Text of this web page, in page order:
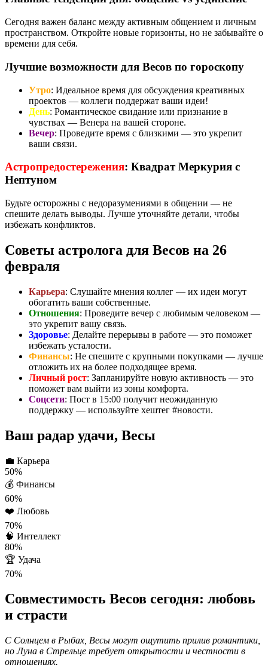
Сегодня важен баланс между активным общением и личным
пространством. Откройте новые горизонты, но не забывайте о
времени для себя.
Лучшие возможности для Весов по гороскопу
Утро: Идеальное время для обсуждения креативных
проектов — коллеги поддержат ваши идеи!
День: Романтическое свидание или признание в
чувствах — Венера на вашей стороне.
Вечер: Проведите время с близкими — это укрепит
ваши связи.
Астропредостережения: Квадрат Меркурия с
Нептуном
Будьте осторожны с недоразумениями в общении — не
спешите делать выводы. Лучше уточняйте детали, чтобы
избежать конфликтов.
Советы астролога для Весов на 26
февраля
Карьера: Слушайте мнения коллег — их идеи могут
обогатить ваши собственные.
Отношения: Проведите вечер с любимым человеком —
это укрепит вашу связь.
Здоровье: Делайте перерывы в работе — это поможет
избежать усталости.
Финансы: Не спешите с крупными покупками — лучше
отложить их на более подходящее время.
Личный рост: Запланируйте новую активность — это
поможет вам выйти из зоны комфорта.
Соцсети: Пост в 15:00 получит неожиданную
поддержку — используйте хештег #новости.
Ваш радар удачи, Весы
💼 Карьера
50%
💰 Финансы
60%
❤️ Любовь
70%
🧠 Интеллект
80%
🏆 Удача
70%
Совместимость Весов сегодня: любовь
и страсти
С Солнцем в Рыбах, Весы могут ощутить прилив романтики,
но Луна в Стрельце требует открытости и честности в
отношениях.